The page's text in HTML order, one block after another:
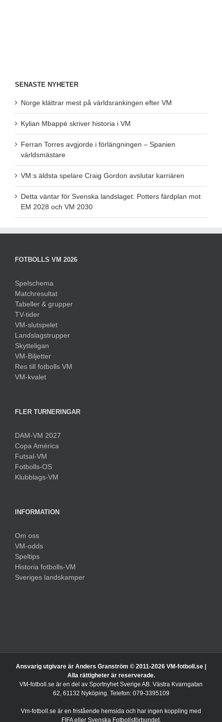
SENASTE NYHETER
Norge klättrar mest på världsrankingen efter VM
Kylian Mbappé skriver historia i VM
Ferran Torres avgjorde i förlängningen – Spanien
världsmästare
VM:s äldsta spelare Craig Gordon avslutar karriären
Detta väntar för Svenska landslaget: Potters färdplan mot
EM 2028 och VM 2030
FOTBOLLS VM 2026
Spelschema
Matchresultat
Tabeller & grupper
TV-tider
VM-slutspelet
Landslagstrupper
Skytteligan
VM-Biljetter
Res till fotbolls VM
VM-kvalet
FLER TURNERINGAR
DAM-VM 2027
Copa América
Futsal-VM
Fotbolls-OS
Klubblags-VM
INFORMATION
Om oss
VM-odds
Speltips
Historia fotbolls-VM
Sveriges landskamper
Ansvarig utgivare är Anders Granström © 2011-2026 VM-fotboll.se |
Alla rättigheter är reserverade.
VM-fotboll.se är en del av Sportnyhet Sverige AB. Västra Kvarngatan
62, 61132 Nyköping. Telefon: 079-3395109
Vm-fotboll.se är en fristående hemsida och har ingen koppling med
FIFA eller Svenska Fotbollsförbundet.